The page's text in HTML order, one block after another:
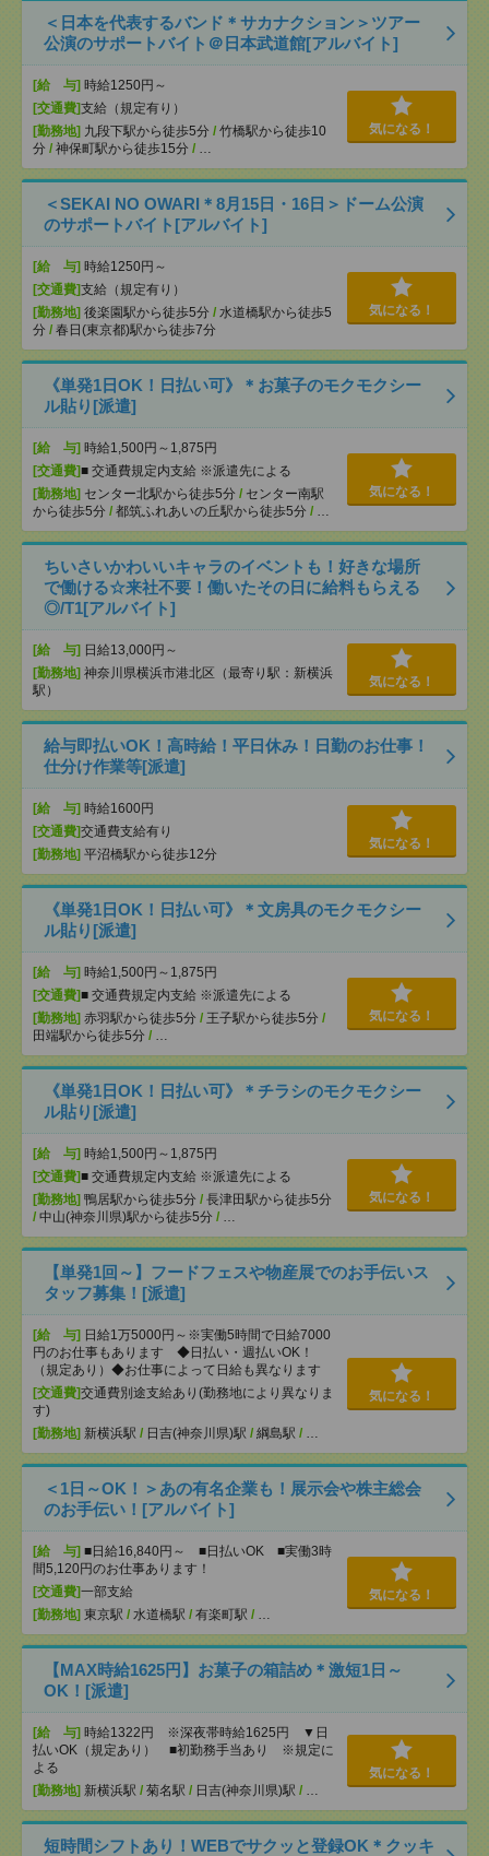
＜日本を代表するバンド＊サカナクション＞ツアー
公演のサポートバイト＠日本武道館[アルバイト]
[給 与] 時給1250円～
[交通費]支給（規定有り）
[勤務地] 九段下駅から徒歩5分 / 竹橋駅から徒歩10
分 / 神保町駅から徒歩15分 / …
気になる！
＜SEKAI NO OWARI＊8月15日・16日＞ドーム公演
のサポートバイト[アルバイト]
[給 与] 時給1250円～
[交通費]支給（規定有り）
[勤務地] 後楽園駅から徒歩5分 / 水道橋駅から徒歩5
分 / 春日(東京都)駅から徒歩7分
気になる！
《単発1日OK！日払い可》＊お菓子のモクモクシー
ル貼り[派遣]
[給 与] 時給1,500円～1,875円
[交通費]■ 交通費規定内支給 ※派遣先による
[勤務地] センター北駅から徒歩5分 / センター南駅
から徒歩5分 / 都筑ふれあいの丘駅から徒歩5分 / …
気になる！
ちいさいかわいいキャラのイベントも！好きな場所
で働ける☆来社不要！働いたその日に給料もらえる
◎/T1[アルバイト]
[給 与] 日給13,000円～
[勤務地] 神奈川県横浜市港北区（最寄り駅：新横浜
駅）
気になる！
給与即払いOK！高時給！平日休み！日勤のお仕事！
仕分け作業等[派遣]
[給 与] 時給1600円
[交通費]交通費支給有り
[勤務地] 平沼橋駅から徒歩12分
気になる！
《単発1日OK！日払い可》＊文房具のモクモクシー
ル貼り[派遣]
[給 与] 時給1,500円～1,875円
[交通費]■ 交通費規定内支給 ※派遣先による
[勤務地] 赤羽駅から徒歩5分 / 王子駅から徒歩5分 /
田端駅から徒歩5分 / …
気になる！
《単発1日OK！日払い可》＊チラシのモクモクシー
ル貼り[派遣]
[給 与] 時給1,500円～1,875円
[交通費]■ 交通費規定内支給 ※派遣先による
[勤務地] 鴨居駅から徒歩5分 / 長津田駅から徒歩5分
/ 中山(神奈川県)駅から徒歩5分 / …
気になる！
【単発1回～】フードフェスや物産展でのお手伝いス
タッフ募集！[派遣]
[給 与] 日給1万5000円～※実働5時間で日給7000
円のお仕事もあります ◆日払い・週払いOK！
（規定あり）◆お仕事によって日給も異なります
[交通費]交通費別途支給あり(勤務地により異なりま
す)
[勤務地] 新横浜駅 / 日吉(神奈川県)駅 / 綱島駅 / …
気になる！
＜1日～OK！＞あの有名企業も！展示会や株主総会
のお手伝い！[アルバイト]
[給 与] ■日給16,840円～ ■日払いOK ■実働3時
間5,120円のお仕事あります！
[交通費]一部支給
[勤務地] 東京駅 / 水道橋駅 / 有楽町駅 / …
気になる！
【MAX時給1625円】お菓子の箱詰め＊激短1日～
OK！[派遣]
[給 与] 時給1322円 ※深夜帯時給1625円 ▼日
払いOK（規定あり） ■初勤務手当あり ※規定に
よる
[勤務地] 新横浜駅 / 菊名駅 / 日吉(神奈川県)駅 / …
気になる！
短時間シフトあり！WEBでサクッと登録OK＊クッキ